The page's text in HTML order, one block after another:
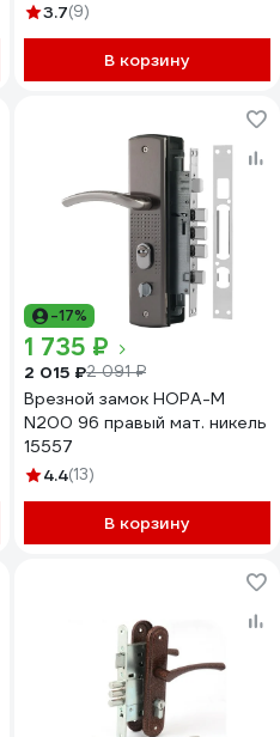
3.7(9)
В корзину
-17%
1 735 ₽
2 015 ₽2 091 ₽
Врезной замок НОРА-М
N200 96 правый мат. никель
15557
4.4(13)
В корзину